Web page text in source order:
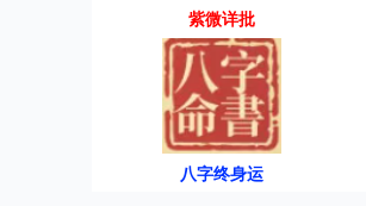
紫微详批
八字终身运